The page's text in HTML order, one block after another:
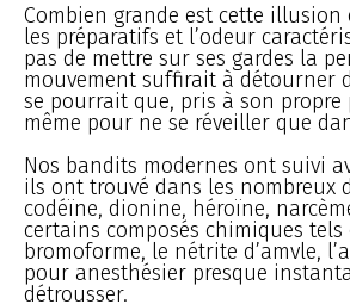
Combien grande est cette illusion
les préparatifs et l’odeur
pas de mettre sur ses gardes la
mouvement suffirait à détourner
se pourrait que, pris à son
même pour ne se réveiller que
Nos bandits modernes ont suivi
ils ont trouvé dans les nombreux
codéïne, dionine, héroïne,
certains composés chimiques tels
bromoforme, le nétrite d’amvle,
pour anesthésier presque
détrousser.